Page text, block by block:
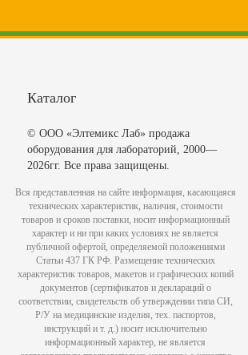
Каталог
© ООО «Элтемикс Лаб» продажа
оборудования для лабораторий, 2000—
2026гг. Все права защищены.
Вся представленная на сайте информация, касающаяся
технических характеристик, наличия, стоимости
товаров и сроков поставки, носит информационный
характер и ни при каких условиях не является
публичной офертой, определяемой положениями
Статьи 437 ГК РФ. Размещение технических
характеристик товаров, макетов и графических копий
документов (сертификатов и деклараций о
соответствии, свидетельств об утверждении типа СИ,
Р/У на медицинские изделия, тех. паспортов,
инструкций и т. д.) носит исключительно
информационный характер, не является